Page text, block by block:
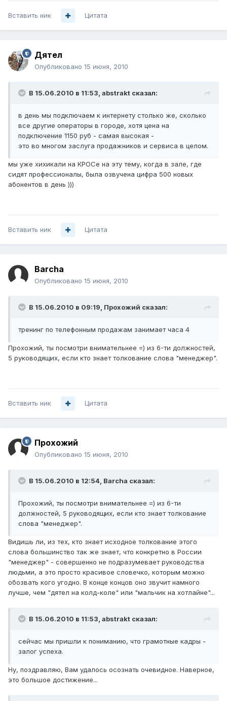
Вставить ник Цитата
Дятел
Опубликовано 15 июня, 2010
В 15.06.2010 в 11:53, abstrakt сказал:
в день мы подключаем к интернету столько же, сколько
все другие операторы в городе, хотя цена на
подключение 1150 руб - самая высокая -
это во многом заслуга продажников и сервиса в целом.
мы уже хихикали на КРОСе на эту тему, когда в зале, где
сидят профессионалы, была озвучена цифра 500 новых
абонентов в день )))
Вставить ник Цитата
Barcha
Опубликовано 15 июня, 2010
В 15.06.2010 в 09:19, Прохожий сказал:
тренинг по телефонным продажам занимает часа 4
Прохожий, ты посмотри внимательнее =) из 6-ти должностей,
5 руководящих, если кто знает толкование слова "менеджер".
Вставить ник Цитата
Прохожий
Опубликовано 15 июня, 2010
В 15.06.2010 в 12:54, Barcha сказал:
Прохожий, ты посмотри внимательнее =) из 6-ти
должностей, 5 руководящих, если кто знает толкование
слова "менеджер".
Видишь ли, из тех, кто знает исходное толкование этого
слова большинство так же знает, что конкретно в России
"менеджер" - совершенно не подразумевает руководства
людьми, а это просто красивое словечко, которым можно
обозвать кого угодно. В конце концов оно звучит намного
лучше, чем "дятел на колд-коле" или "мальчик на хотлайне"...
В 15.06.2010 в 11:53, abstrakt сказал:
сейчас мы пришли к пониманию, что грамотные кадры -
залог успеха.
Ну, поздравляю, Вам удалось осознать очевидное. Наверное,
это большое достижение...